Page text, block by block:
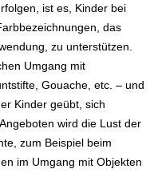
ist es, Kinder bei
das
zu unterstützen.
Umgang mit
Gouache, etc. – und
Kinder geübt, sich
wird die Lust der
zum Beispiel beim
im Umgang mit Objekten